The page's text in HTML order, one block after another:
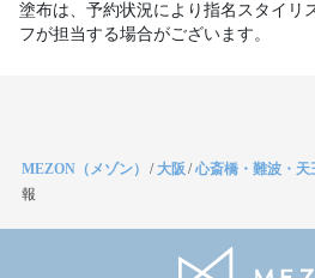
塗布は、予約状況により指名スタイリ
フが担当する場合がございます。
MEZON（メゾン） /大阪 /心斎橋・難波・天
報